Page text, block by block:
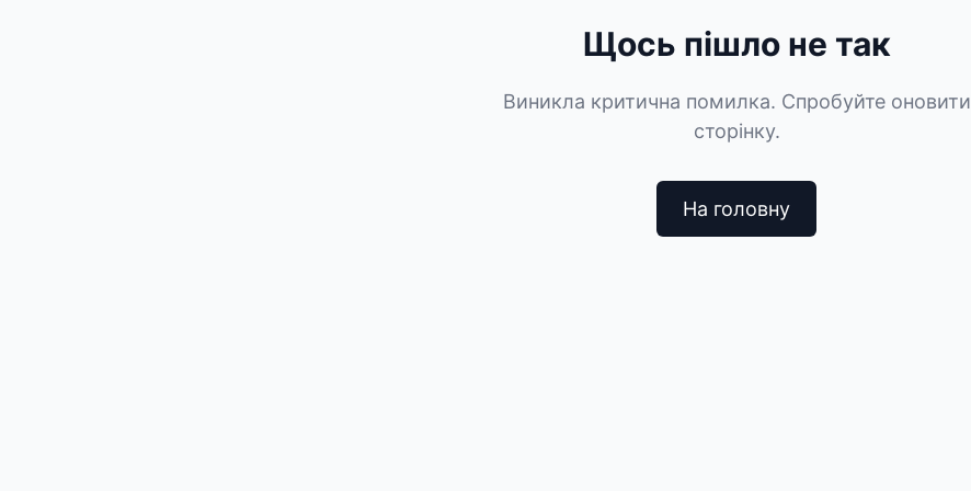
Щось пішло не так
Виникла критична помилка. Спробуйте оновити
сторінку.
На головну